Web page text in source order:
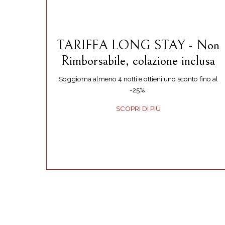
TARIFFA LONG STAY - Non
Rimborsabile, colazione inclusa
Soggiorna almeno 4 notti e ottieni uno sconto fino al
-25%.
SCOPRI DI PIÙ